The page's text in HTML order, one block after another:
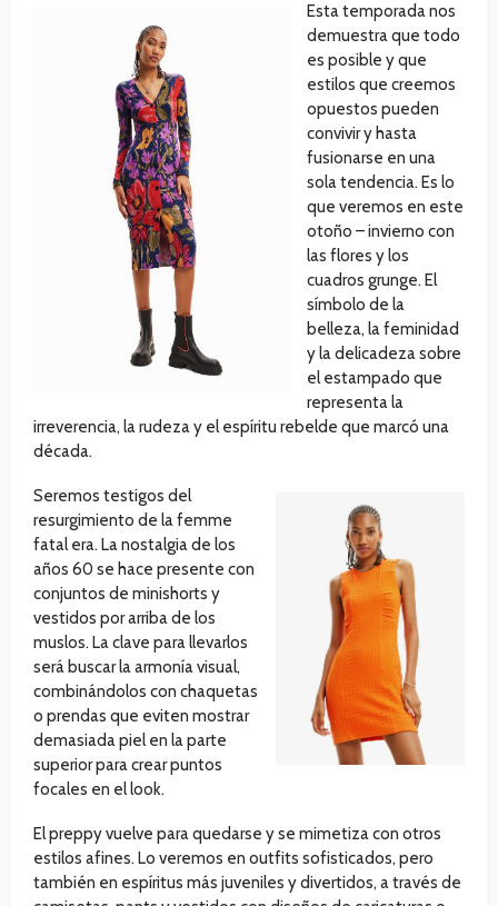
Esta temporada nos
demuestra que todo
es posible y que
estilos que creemos
opuestos pueden
convivir y hasta
fusionarse en una
sola tendencia. Es lo
que veremos en este
otoño – invierno con
las flores y los
cuadros grunge. El
símbolo de la
belleza, la feminidad
y la delicadeza sobre
el estampado que
representa la
irreverencia, la rudeza y el espíritu rebelde que marcó una
década.
Seremos testigos del
resurgimiento de la femme
fatal era. La nostalgia de los
años 60 se hace presente con
conjuntos de minishorts y
vestidos por arriba de los
muslos. La clave para llevarlos
será buscar la armonía visual,
combinándolos con chaquetas
o prendas que eviten mostrar
demasiada piel en la parte
superior para crear puntos
focales en el look.
El preppy vuelve para quedarse y se mimetiza con otros
estilos afines. Lo veremos en outfits sofisticados, pero
también en espíritus más juveniles y divertidos, a través de